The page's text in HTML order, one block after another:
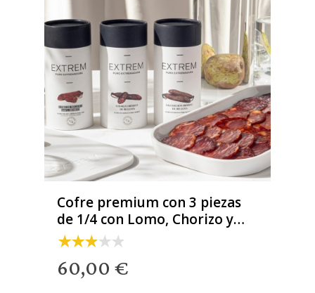
Cofre premium con 3 piezas
de 1/4 con Lomo, Chorizo y
Salchichón
60,00 €